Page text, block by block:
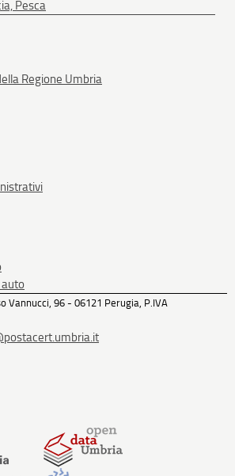
Pesca
Regione Umbria
auto
Vannucci, 96 - 06121 Perugia, P.IVA